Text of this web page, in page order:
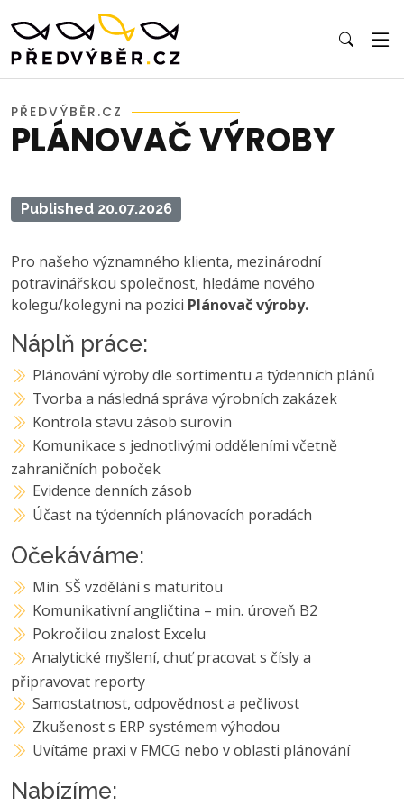
PŘEDVÝBĚR.CZ
PLÁNOVAČ VÝROBY
Published 20.07.2026
Pro našeho významného klienta, mezinárodní
potravinářskou společnost, hledáme nového
kolegu/kolegyni na pozici Plánovač výroby.
Náplň práce:
Plánování výroby dle sortimentu a týdenních plánů
Tvorba a následná správa výrobních zakázek
Kontrola stavu zásob surovin
Komunikace s jednotlivými odděleními včetně
zahraničních poboček
Evidence denních zásob
Účast na týdenních plánovacích poradách
Očekáváme:
Min. SŠ vzdělání s maturitou
Komunikativní angličtina – min. úroveň B2
Pokročilou znalost Excelu
Analytické myšlení, chuť pracovat s čísly a
připravovat reporty
Samostatnost, odpovědnost a pečlivost
Zkušenost s ERP systémem výhodou
Uvítáme praxi v FMCG nebo v oblasti plánování
Nabízíme: